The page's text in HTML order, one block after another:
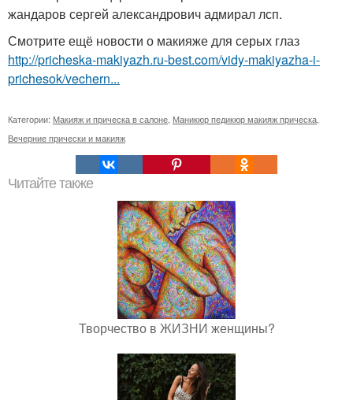
жандаров сергей александрович адмирал лсп.
Смотрите ещё новости о макияже для серых глаз
http://pricheska-makiyazh.ru-best.com/vidy-makiyazha-i-
prichesok/vechern...
Категории: Макияж и прическа в салоне Маникюр педикюр макияж прическа
Вечерние прически и макияж
Читайте также
Творчество в ЖИЗНИ женщины?